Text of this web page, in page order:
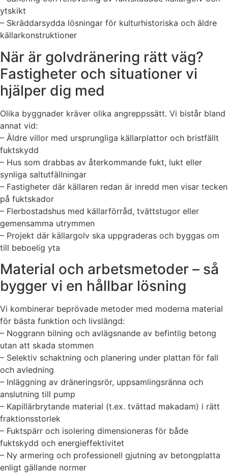
ytskikt
– Skräddarsydda lösningar för kulturhistoriska och äldre
källarkonstruktioner
När är golvdränering rätt väg?
Fastigheter och situationer vi
hjälper dig med
Olika byggnader kräver olika angreppssätt. Vi bistår bland
annat vid:
– Äldre villor med ursprungliga källarplattor och bristfällt
fuktskydd
– Hus som drabbas av återkommande fukt, lukt eller
synliga saltutfällningar
– Fastigheter där källaren redan är inredd men visar tecken
på fuktskador
– Flerbostadshus med källarförråd, tvättstugor eller
gemensamma utrymmen
– Projekt där källargolv ska uppgraderas och byggas om
till beboelig yta
Material och arbetsmetoder – så
bygger vi en hållbar lösning
Vi kombinerar beprövade metoder med moderna material
för bästa funktion och livslängd:
– Noggrann bilning och avlägsnande av befintlig betong
utan att skada stommen
– Selektiv schaktning och planering under plattan för fall
och avledning
– Inläggning av dräneringsrör, uppsamlingsränna och
anslutning till pump
– Kapillärbrytande material (t.ex. tvättad makadam) i rätt
fraktionsstorlek
– Fuktspärr och isolering dimensioneras för både
fuktskydd och energieffektivitet
– Ny armering och professionell gjutning av betongplatta
enligt gällande normer